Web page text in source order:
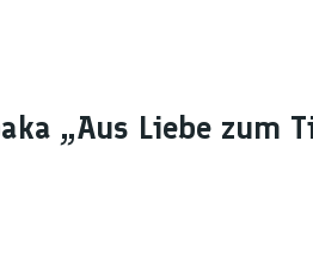
„Aus Liebe zum